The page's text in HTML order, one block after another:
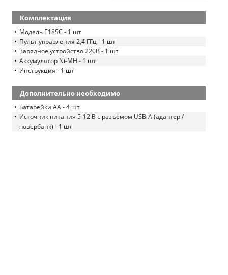
Комплектация
Модель E18SC - 1 шт
Пульт управления 2,4 ГГц - 1 шт
Зарядное устройство 220В - 1 шт
Аккумулятор Ni-MH - 1 шт
Инструкция - 1 шт
Дополнительно необходимо
Батарейки AA - 4 шт
Источник питания 5-12 В с разъёмом USB-A (адаптер /
повербанк) - 1 шт